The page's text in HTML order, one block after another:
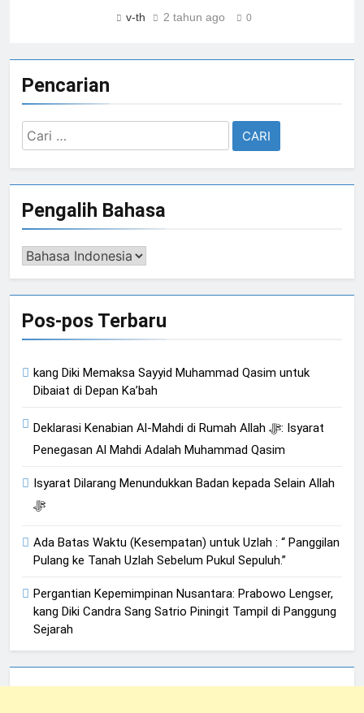
v-th 2 tahun ago 0
Pencarian
Cari
untuk:
Pengalih Bahasa
Pengalih
Pos-pos Terbaru
kang Diki Memaksa Sayyid Muhammad Qasim untuk
Dibaiat di Depan Ka’bah
Deklarasi Kenabian Al-Mahdi di Rumah Allah ﷻ: Isyarat
Penegasan Al Mahdi Adalah Muhammad Qasim
Isyarat Dilarang Menundukkan Badan kepada Selain Allah
ﷻ
Ada Batas Waktu (Kesempatan) untuk Uzlah : “ Panggilan
Pulang ke Tanah Uzlah Sebelum Pukul Sepuluh.”
Pergantian Kepemimpinan Nusantara: Prabowo Lengser,
kang Diki Candra Sang Satrio Piningit Tampil di Panggung
Sejarah